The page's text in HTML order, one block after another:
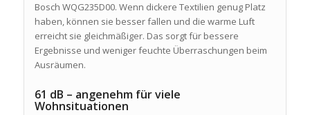
Bosch WQG235D00. Wenn dickere Textilien genug Platz
haben, können sie besser fallen und die warme Luft
erreicht sie gleichmäßiger. Das sorgt für bessere
Ergebnisse und weniger feuchte Überraschungen beim
Ausräumen.
61 dB – angenehm für viele
Wohnsituationen